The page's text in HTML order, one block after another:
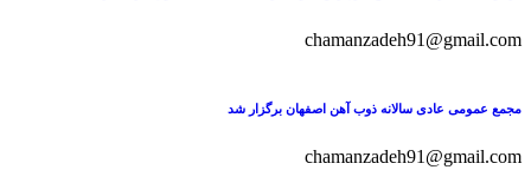
chamanzadeh91@gmail.com
مجمع عمومی عادی سالانه ذوب آهن اصفهان برگزار شد
chamanzadeh91@gmail.com